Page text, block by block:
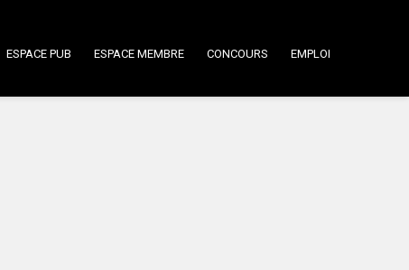
ESPACE PUB ESPACE MEMBRE CONCOURS EMPLOI